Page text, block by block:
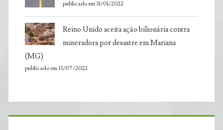
publicado em 31/01/2022
Reino Unido aceita ação bilionária contra
mineradora por desastre em Mariana
(MG)
publicado em 13/07/2022